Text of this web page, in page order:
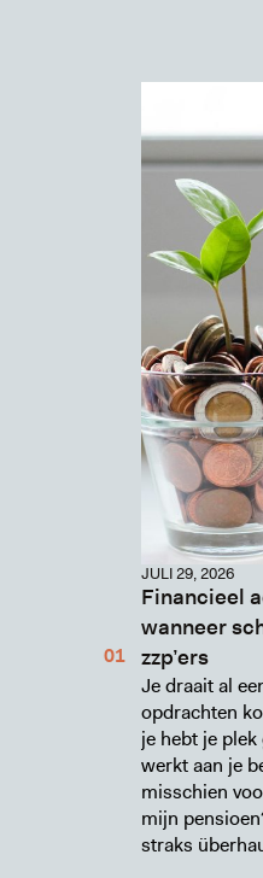
JULI 29, 2026
Financieel
wanneer
zzp’ers
Je draait al
opdrachten
je hebt je
werkt aan je
misschien
mijn
straks